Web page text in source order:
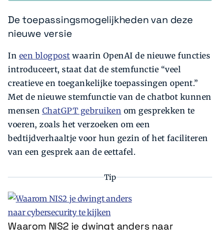
De toepassingsmogelijkheden van deze
nieuwe versie
In een blogpost waarin OpenAI de nieuwe functies
introduceert, staat dat de stemfunctie “veel
creatieve en toegankelijke toepassingen opent.”
Met de nieuwe stemfunctie van de chatbot kunnen
mensen ChatGPT gebruiken om gesprekken te
voeren, zoals het verzoeken om een
bedtijdverhaaltje voor hun gezin of het faciliteren
van een gesprek aan de eettafel.
Tip
Waarom NIS2 je dwingt anders naar